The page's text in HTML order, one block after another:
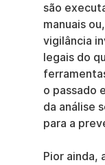
são
manuais
vigilância
legais do
o passado
da análise
para a
Pior ainda,